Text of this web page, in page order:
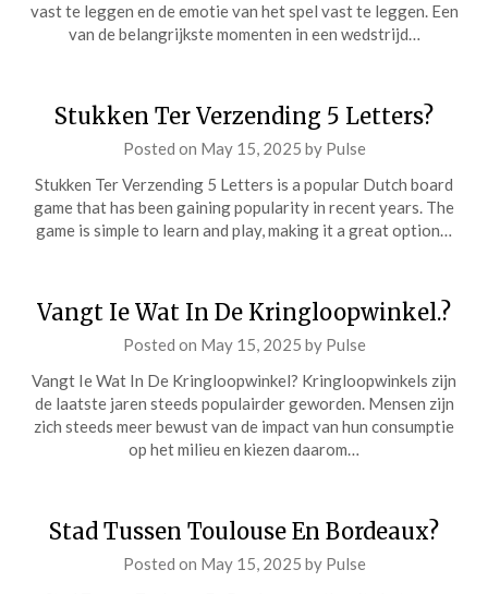
vast te leggen en de emotie van het spel vast te leggen. Een
van de belangrijkste momenten in een wedstrijd…
Stukken Ter Verzending 5 Letters?
Posted on May 15, 2025 by Pulse
Stukken Ter Verzending 5 Letters is a popular Dutch board
game that has been gaining popularity in recent years. The
game is simple to learn and play, making it a great option…
Vangt Ie Wat In De Kringloopwinkel.?
Posted on May 15, 2025 by Pulse
Vangt Ie Wat In De Kringloopwinkel? Kringloopwinkels zijn
de laatste jaren steeds populairder geworden. Mensen zijn
zich steeds meer bewust van de impact van hun consumptie
op het milieu en kiezen daarom…
Stad Tussen Toulouse En Bordeaux?
Posted on May 15, 2025 by Pulse